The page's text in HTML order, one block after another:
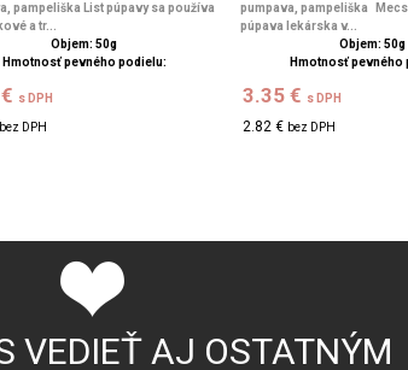
pampeliška List púpavy sa používa
a tr...
Objem: 50g
Hmotnosť pevného podielu:
s DPH
bez DPH
pumpava, pampeliška
púpava lekárska v...
Objem: 50g
Hmotnosť pevného
3.35 € s DPH
2.82 € bez DPH
VEDIEŤ AJ OSTATNÝM